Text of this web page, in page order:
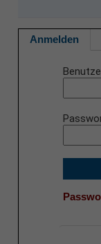
Anmelden